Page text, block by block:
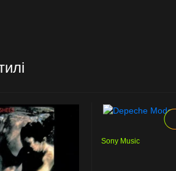
Sony Music